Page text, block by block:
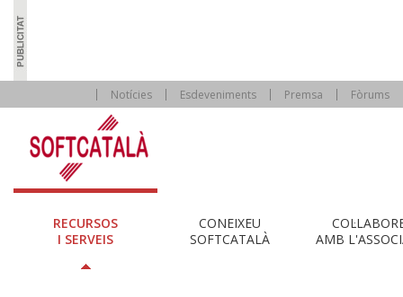
Notícies Esdeveniments Premsa Fòrums
RECURSOS
I SERVEIS
CONEIXEU
SOFTCATALÀ
AMB